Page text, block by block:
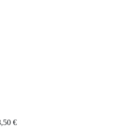
€